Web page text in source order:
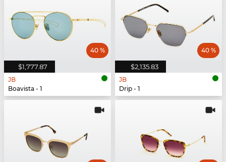
$1,777.87
40 %
JB
Boavista - 1
$2,135.83
40 %
JB
Drip - 1